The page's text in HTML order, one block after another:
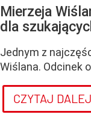
Mierzeja
dla
Jednym z
Wiślana. Odcinek
CZYTAJ DALEJ